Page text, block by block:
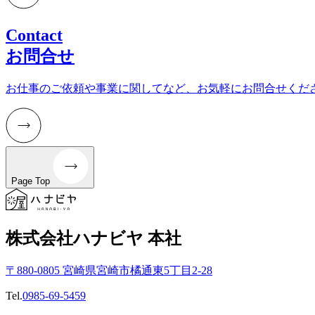
Contact
お問合せ
お仕事のご依頼や事業に関してなど、お気軽にお問合せくだ
Page Top
株式会社ハナビヤ 本社
〒880-0805 宮崎県宮崎市橘通東5丁目2-28
Tel.0985-69-5459